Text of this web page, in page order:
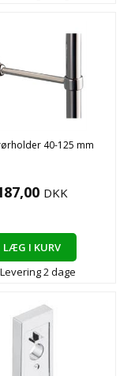
40-125 mm
DKK
LÆG I KURV
Levering2dage